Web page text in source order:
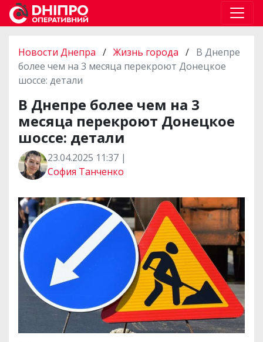
Новости Днепра / Жизнь города / В Днепре
более чем на 3 месяца перекроют Донецкое
шоссе: детали
В Днепре более чем на 3
месяца перекроют Донецкое
шоссе: детали
23.04.2025 11:37 |
София Танченко